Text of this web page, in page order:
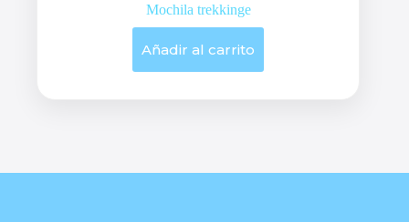
Mochila trekkinge
Añadir al carrito